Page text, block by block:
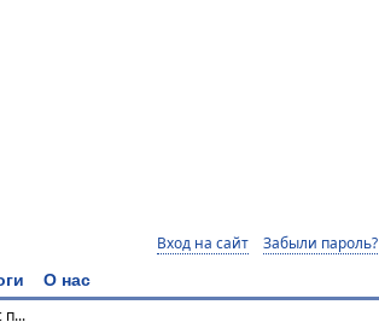
Вход на сайт Забыли пароль?
О нас
п...